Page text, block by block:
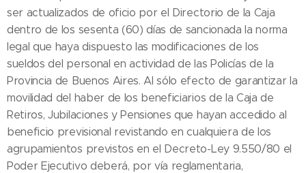
ser actualizados de oficio por el Directorio de la Caja
dentro de los sesenta (60) días de sancionada la norma
legal que haya dispuesto las modificaciones de los
sueldos del personal en actividad de las Policías de la
Provincia de Buenos Aires. Al sólo efecto de garantizar la
movilidad del haber de los beneficiarios de la Caja de
Retiros, Jubilaciones y Pensiones que hayan accedido al
beneficio previsional revistando en cualquiera de los
agrupamientos previstos en el Decreto-Ley 9.550/80 el
Poder Ejecutivo deberá, por vía reglamentaria,